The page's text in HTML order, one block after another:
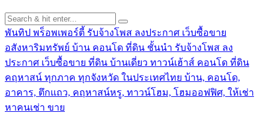
พันทิป พร็อพเพอร์ตี้ รับจ้างโพส ลงประกาศ เว็บซื้อขาย
อสังหาริมทรัพย์ บ้าน คอนโด ที่ดิน ชั้นนำ รับจ้างโพส ลง
ประกาศ เว็บซื้อขาย ที่ดิน บ้านเดี่ยว ทาวน์เฮ้าส์ คอนโด ที่ดิน
คฤหาสน์ ทุกภาค ทุกจังหวัด ในประเทศไทย บ้าน, คอนโด,
อาคาร, ตึกแถว, คฤหาสน์หรู, ทาวน์โฮม, โฮมออฟฟิศ, ให้เช่า
หาคนเช่า ขาย